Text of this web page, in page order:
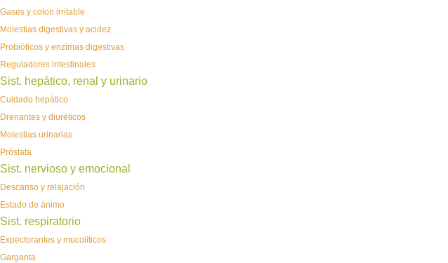
Gases y colon irritable
Molestias digestivas y acidez
Probióticos y enzimas digestivas
Reguladores intestinales
Sist. hepático, renal y urinario
Cuidado hepático
Drenantes y diuréticos
Molestias urinarias
Próstata
Sist. nervioso y emocional
Descanso y relajación
Estado de ánimo
Sist. respiratorio
Expectorantes y mucolíticos
Garganta